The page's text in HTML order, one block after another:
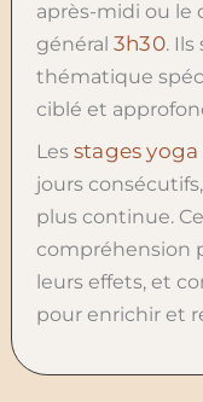
après-midi ou
général 3h30. Ils
thématique
ciblé et
Les stages yoga
jours
plus continue.
compréhension
leurs effets, et
pour enrichir et